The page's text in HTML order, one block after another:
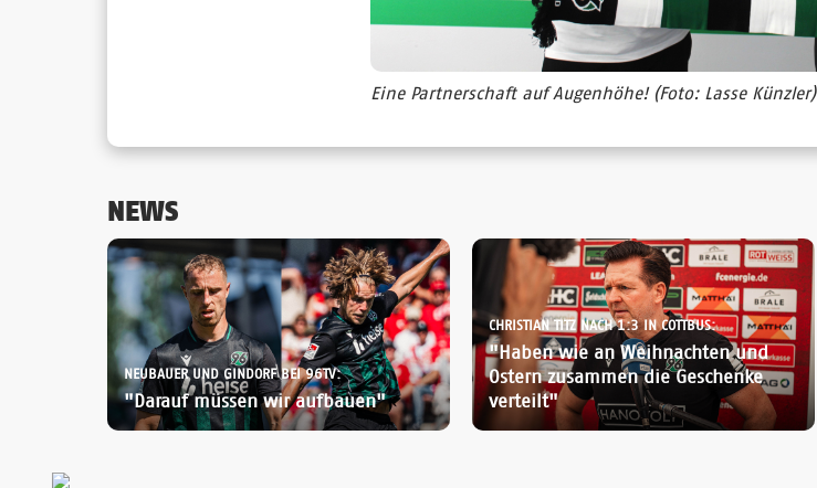
Eine Partnerschaft auf Augenhöhe! (Foto: Lasse Künzler)
NEWS
NEUBAUER UND GINDORF BEI 96TV:
"Darauf müssen wir aufbauen"
CHRISTIAN TITZ NACH 1:3 IN COTTBUS:
"Haben wie an Weihnachten und
Ostern zusammen die Geschenke
verteilt"